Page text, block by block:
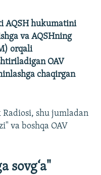
AQSH hukumatini
va AQSHning
orqali
OAV
chaqirgan
Radiosi, shu jumladan
va boshqa OAV
sovg‘a"